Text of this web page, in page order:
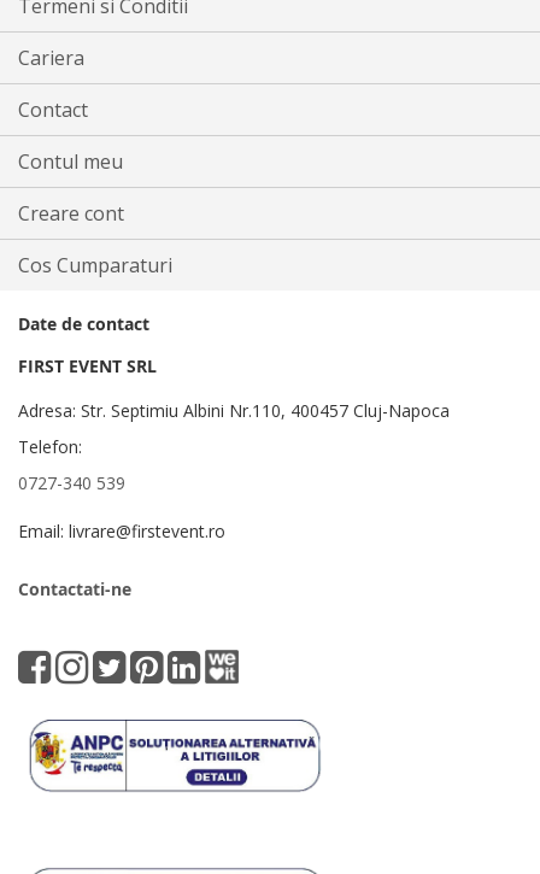
Termeni si Conditii
Cariera
Contact
Contul meu
Creare cont
Cos Cumparaturi
Date de contact
FIRST EVENT SRL
Adresa: Str. Septimiu Albini Nr.110, 400457 Cluj-Napoca
Telefon:
0727-340 539
Email: livrare@firstevent.ro
Contactati-ne